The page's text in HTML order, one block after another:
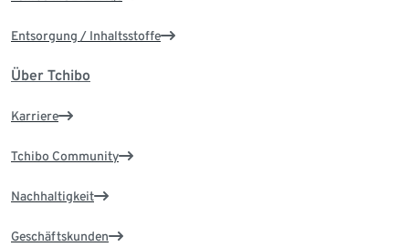
Entsorgung / Inhaltsstoffe
Über Tchibo
Karriere
Tchibo Community
Nachhaltigkeit
Geschäftskunden